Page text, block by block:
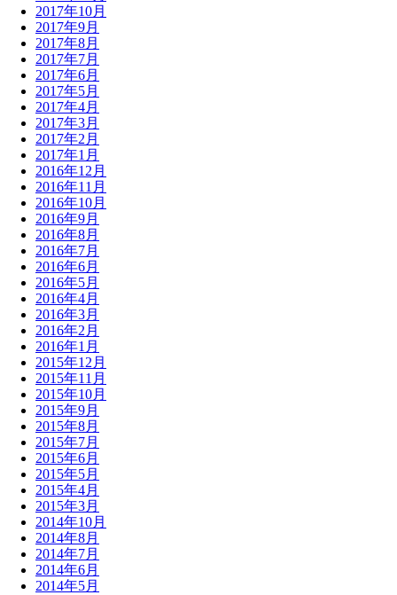
2017年10月
2017年9月
2017年8月
2017年7月
2017年6月
2017年5月
2017年4月
2017年3月
2017年2月
2017年1月
2016年12月
2016年11月
2016年10月
2016年9月
2016年8月
2016年7月
2016年6月
2016年5月
2016年4月
2016年3月
2016年2月
2016年1月
2015年12月
2015年11月
2015年10月
2015年9月
2015年8月
2015年7月
2015年6月
2015年5月
2015年4月
2015年3月
2014年10月
2014年8月
2014年7月
2014年6月
2014年5月